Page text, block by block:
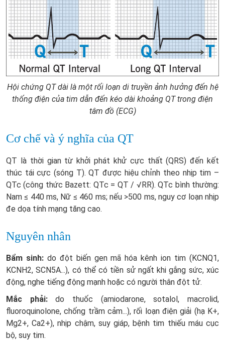
Hội chứng QT dài là một rối loạn di truyền ảnh hưởng đến hệ
thống điện của tim dẫn đến kéo dài khoảng QT trong điện
tâm đồ (ECG)
Cơ chế và ý nghĩa của QT
QT là thời gian từ khởi phát khử cực thất (QRS) đến kết
thúc tái cực (sóng T). QT được hiệu chỉnh theo nhịp tim –
QTc (công thức Bazett: QTc = QT / √RR). QTc bình thường:
Nam ≤ 440 ms, Nữ ≤ 460 ms; nếu >500 ms, nguy cơ loạn nhịp
đe dọa tính mạng tăng cao.
Nguyên nhân
Bẩm sinh:do đột biến gen mã hóa kênh ion tim (KCNQ1,
KCNH2, SCN5A...), có thể có tiền sử ngất khi gắng sức, xúc
động, nghe tiếng động mạnh hoặc có người thân đột tử.
Mắc phải:do thuốc (amiodarone, sotalol, macrolid,
fluoroquinolone, chống trầm cảm...), rối loạn điện giải (hạ K+,
Mg2+, Ca2+), nhịp chậm, suy giáp, bệnh tim thiếu máu cục
bộ, suy tim.